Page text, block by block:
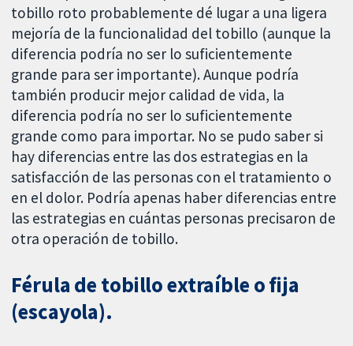
tobillo roto probablemente dé lugar a una ligera
mejoría de la funcionalidad del tobillo (aunque la
diferencia podría no ser lo suficientemente
grande para ser importante). Aunque podría
también producir mejor calidad de vida, la
diferencia podría no ser lo suficientemente
grande como para importar. No se pudo saber si
hay diferencias entre las dos estrategias en la
satisfacción de las personas con el tratamiento o
en el dolor. Podría apenas haber diferencias entre
las estrategias en cuántas personas precisaron de
otra operación de tobillo.
Férula de tobillo extraíble o fija
(escayola).